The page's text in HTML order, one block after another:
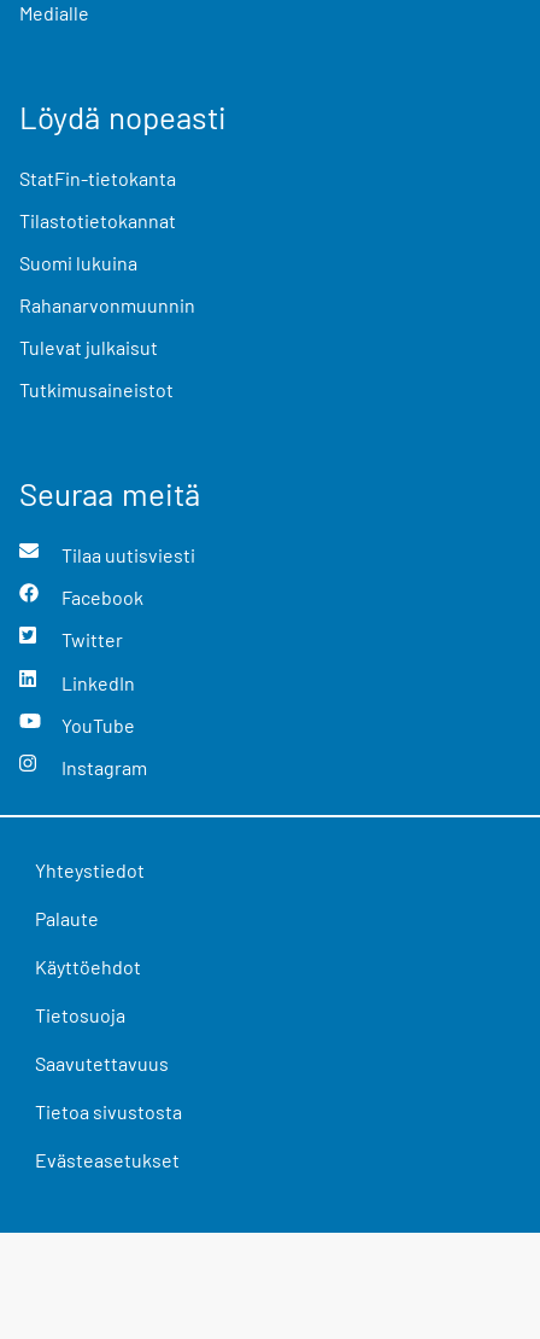
Medialle
Löydä nopeasti
StatFin-tietokanta
Tilastotietokannat
Suomi lukuina
Rahanarvonmuunnin
Tulevat julkaisut
Tutkimusaineistot
Seuraa meitä
Tilaa uutisviesti
Facebook
Twitter
LinkedIn
YouTube
Instagram
Yhteystiedot
Palaute
Käyttöehdot
Tietosuoja
Saavutettavuus
Tietoa sivustosta
Evästeasetukset